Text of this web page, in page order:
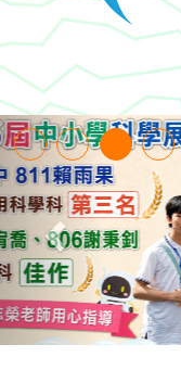
【甄
學年
結果
【甄
學年
轉知